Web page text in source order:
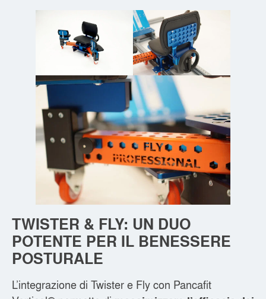
TWISTER & FLY: UN DUO
POTENTE PER IL BENESSERE
POSTURALE
L’integrazione di Twister e Fly con Pancafit